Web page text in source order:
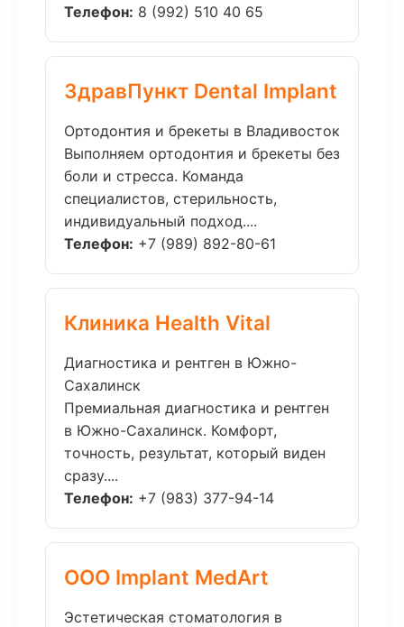
Телефон: 8 (992) 510 40 65
ЗдравПункт Dental Implant
Ортодонтия и брекеты в Владивосток
Выполняем ортодонтия и брекеты без
боли и стресса. Команда
специалистов, стерильность,
индивидуальный подход....
Телефон: +7 (989) 892-80-61
Клиника Health Vital
Диагностика и рентген в Южно-
Сахалинск
Премиальная диагностика и рентген
в Южно-Сахалинск. Комфорт,
точность, результат, который виден
сразу....
Телефон: +7 (983) 377-94-14
ООО Implant MedArt
Эстетическая стоматология в